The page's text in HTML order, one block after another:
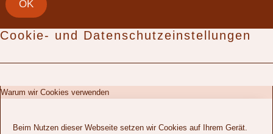
OK
Cookie- und Datenschutzeinstellungen
Warum wir Cookies verwenden
Beim Nutzen dieser Webseite setzen wir Cookies auf Ihrem Gerät.